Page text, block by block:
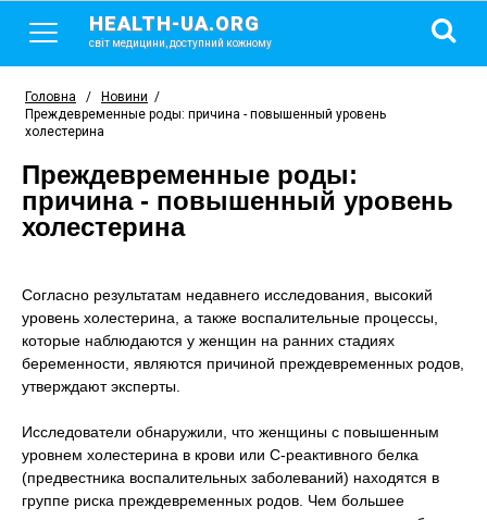
HEALTH-UA.ORG
світ медицини, доступний кожному
Головна / Новини /
Преждевременные роды: причина - повышенный уровень
холестерина
Преждевременные роды:
причина - повышенный уровень
холестерина
Согласно результатам недавнего исследования, высокий
уровень холестерина, а также воспалительные процессы,
которые наблюдаются у женщин на ранних стадиях
беременности, являются причиной преждевременных родов,
утверждают эксперты.
Исследователи обнаружили, что женщины с повышенным
уровнем холестерина в крови или С-реактивного белка
(предвестника воспалительных заболеваний) находятся в
группе риска преждевременных родов. Чем большее